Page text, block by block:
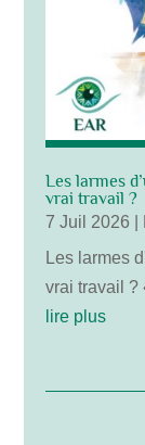
Les larmes
vrai travail ?
7 Juil 2026
Les larmes
vrai travail ?
lire plus